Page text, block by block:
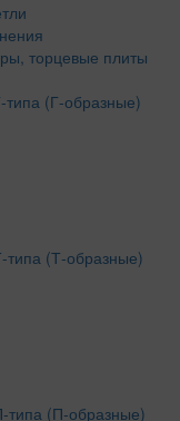
торцевые плиты
(Г-образные)
типа (Т-образные)
типа (П-образные)